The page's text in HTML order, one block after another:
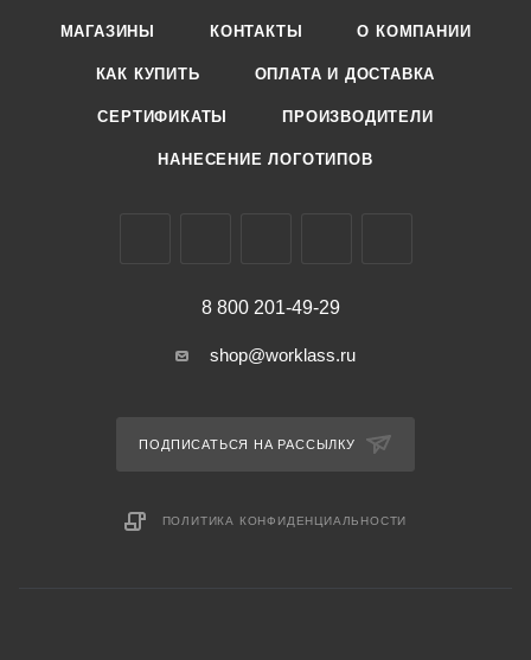
МАГАЗИНЫ КОНТАКТЫ О КОМПАНИИ
КАК КУПИТЬ ОПЛАТА И ДОСТАВКА
СЕРТИФИКАТЫ ПРОИЗВОДИТЕЛИ
НАНЕСЕНИЕ ЛОГОТИПОВ
8 800 201-49-29
shop@worklass.ru
ПОДПИСАТЬСЯ НА РАССЫЛКУ
ПОЛИТИКА КОНФИДЕНЦИАЛЬНОСТИ